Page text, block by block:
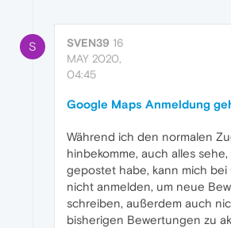
S SVEN39 16
MAY 2020,
04:45
Google Maps Anmeldung
Während ich den normalen
hinbekomme, auch alles
gepostet habe, kann mich bei
nicht anmelden, um neue
schreiben, außerdem auch
bisherigen Bewertungen zu